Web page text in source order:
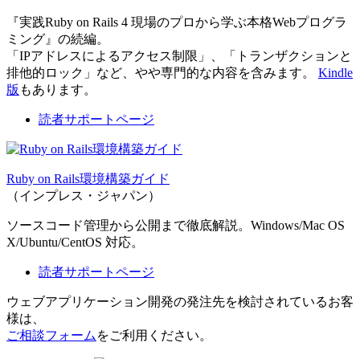
『実践Ruby on Rails 4 現場のプロから学ぶ本格Webプログラ
ミング』の続編。
「IPアドレスによるアクセス制限」、「トランザクションと
排他的ロック」など、やや専門的な内容を含みます。 Kindle
版 もあります。
読者サポートページ
Ruby on Rails環境構築ガイド
（インプレス・ジャパン）
ソースコード管理から公開まで徹底解説。Windows/Mac OS
X/Ubuntu/CentOS 対応。
読者サポートページ
ウェブアプリケーション開発の発注先を検討されているお客
様は、
ご相談フォーム をご利用ください。